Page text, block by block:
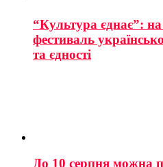
“Культура єднає”: на
фестиваль
та єдності
До 10 серпня можна